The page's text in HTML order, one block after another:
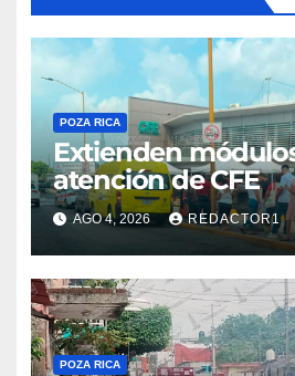
POZA RICA
Extienden
atención de CFE
AGO 4, 2026 REDACTOR1
POZA RICA